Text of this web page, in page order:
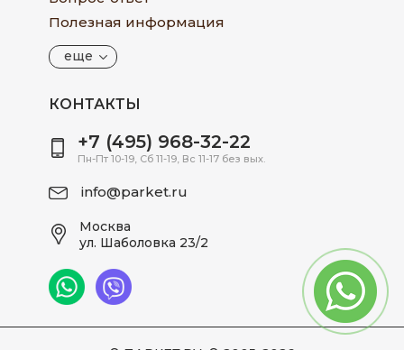
Полезная информация
еще
КОНТАКТЫ
+7 (495) 968-32-22
Пн-Пт 10-19, Сб 11-19, Вс 11-17 без вых.
info@parket.ru
Москва
ул. Шаболовка 23/2